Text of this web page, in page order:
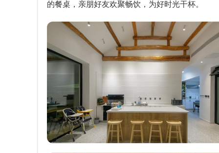
的餐桌，亲朋好友欢聚畅饮，为好时光干杯。